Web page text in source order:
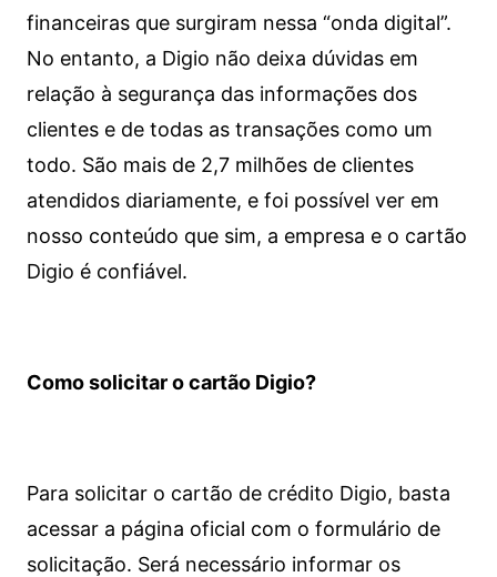
financeiras que surgiram nessa “onda digital”.
No entanto, a Digio não deixa dúvidas em
relação à segurança das informações dos
clientes e de todas as transações como um
todo. São mais de 2,7 milhões de clientes
atendidos diariamente, e foi possível ver em
nosso conteúdo que sim, a empresa e o cartão
Digio é confiável.
Como solicitar o cartão Digio?
Para solicitar o cartão de crédito Digio, basta
acessar a página oficial com o formulário de
solicitação. Será necessário informar os